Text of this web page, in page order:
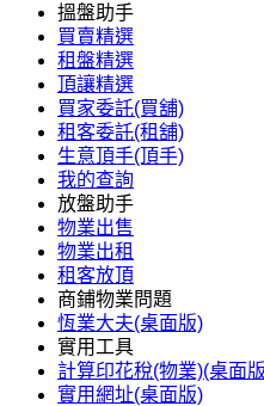
搵盤助手
買賣精選
租盤精選
頂讓精選
買家委託(買舖)
租客委託(租舖)
生意頂手(頂手)
我的查詢
放盤助手
物業出售
物業出租
租客放頂
商鋪物業問題
恆業大夫(桌面版)
實用工具
計算印花稅(物業)(桌面
實用網址(桌面版)